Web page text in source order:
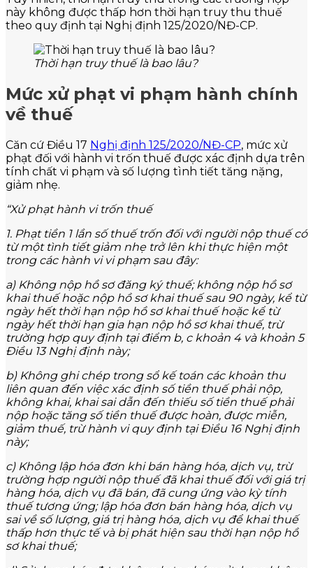
này không được thấp hơn thời hạn truy thu thuế
theo quy định tại Nghị định 125/2020/NĐ-CP.
Thời hạn truy thuế là bao lâu?
Mức xử phạt vi phạm hành chính
về thuế
Căn cứ Điều 17 Nghị định 125/2020/NĐ-CP, mức xử
phạt đối với hành vi trốn thuế được xác định dựa trên
tính chất vi phạm và số lượng tình tiết tăng nặng,
giảm nhẹ.
“Xử phạt hành vi trốn thuế
1. Phạt tiền 1 lần số thuế trốn đối với người nộp thuế có
từ một tình tiết giảm nhẹ trở lên khi thực hiện một
trong các hành vi vi phạm sau đây:
a) Không nộp hồ sơ đăng ký thuế; không nộp hồ sơ
khai thuế hoặc nộp hồ sơ khai thuế sau 90 ngày, kể từ
ngày hết thời hạn nộp hồ sơ khai thuế hoặc kể từ
ngày hết thời hạn gia hạn nộp hồ sơ khai thuế, trừ
trường hợp quy định tại điểm b, c khoản 4 và khoản 5
Điều 13 Nghị định này;
b) Không ghi chép trong sổ kế toán các khoản thu
liên quan đến việc xác định số tiền thuế phải nộp,
không khai, khai sai dẫn đến thiếu số tiền thuế phải
nộp hoặc tăng số tiền thuế được hoàn, được miễn,
giảm thuế, trừ hành vi quy định tại Điều 16 Nghị định
này;
c) Không lập hóa đơn khi bán hàng hóa, dịch vụ, trừ
trường hợp người nộp thuế đã khai thuế đối với giá trị
hàng hóa, dịch vụ đã bán, đã cung ứng vào kỳ tính
thuế tương ứng; lập hóa đơn bán hàng hóa, dịch vụ
sai về số lượng, giá trị hàng hóa, dịch vụ để khai thuế
thấp hơn thực tế và bị phát hiện sau thời hạn nộp hồ
sơ khai thuế;